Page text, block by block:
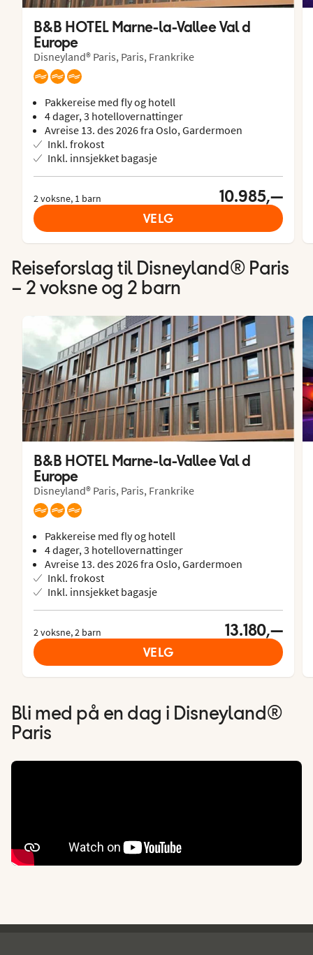
B&B HOTEL Marne-la-Vallee Val d
Europe
Disneyland® Paris, Paris, Frankrike
Pakkereise med fly og hotell
4 dager, 3 hotellovernattinger
Avreise 13. des 2026 fra Oslo, Gardermoen
Inkl. frokost
Inkl. innsjekket bagasje
2 voksne, 1 barn 10.985,—
VELG
Reiseforslag til Disneyland® Paris
– 2 voksne og 2 barn
B&B HOTEL Marne-la-Vallee Val d
Europe
Disneyland® Paris, Paris, Frankrike
Pakkereise med fly og hotell
4 dager, 3 hotellovernattinger
Avreise 13. des 2026 fra Oslo, Gardermoen
Inkl. frokost
Inkl. innsjekket bagasje
2 voksne, 2 barn 13.180,—
VELG
Bli med på en dag i Disneyland®
Paris